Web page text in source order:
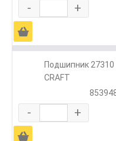
- +
Ä
Подшипник
CRAFT
- +
Ä